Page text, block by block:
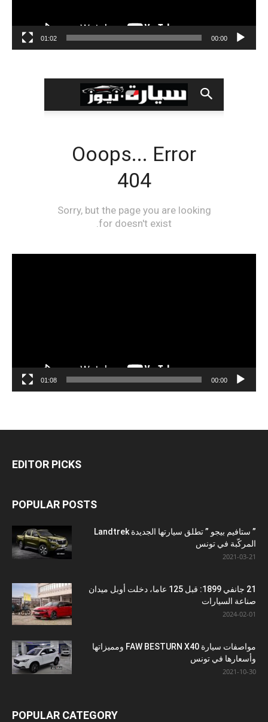
00:00
01:02
00:00
01:08
EDITOR PICKS
POPULAR POSTS
” ستافيم بيجو ” تطلق سيارتها الجديدة Landtrek
المركّبة في تونس
2021-03-21
21 جانفي 1899: قبل 125 عاما، دخلت أوبل ميدان
صناعة السيارات
2024-02-01
مواصفات سيارة FAW BESTURN X40 ومميزاتها
وأسعارها في تونس
2021-10-30
POPULAR CATEGORY